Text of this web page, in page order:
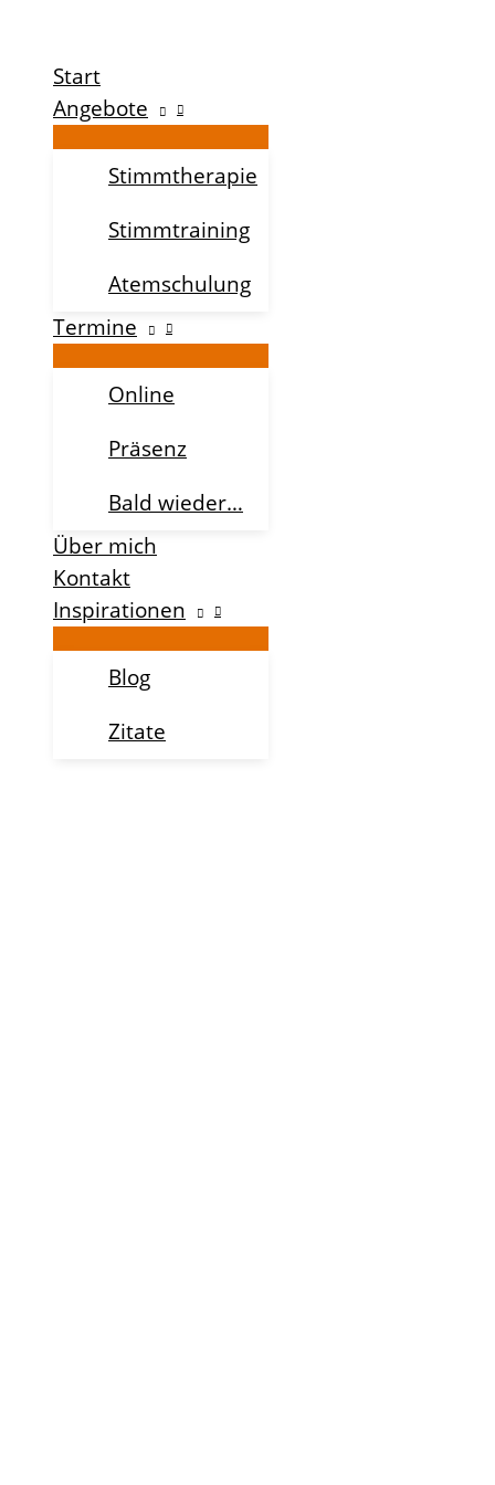
springen
Start
Angebote
Stimmtherapie
Stimmtraining
Atemschulung
Termine
Online
Präsenz
Bald wieder…
Über mich
Kontakt
Inspirationen
Blog
Zitate